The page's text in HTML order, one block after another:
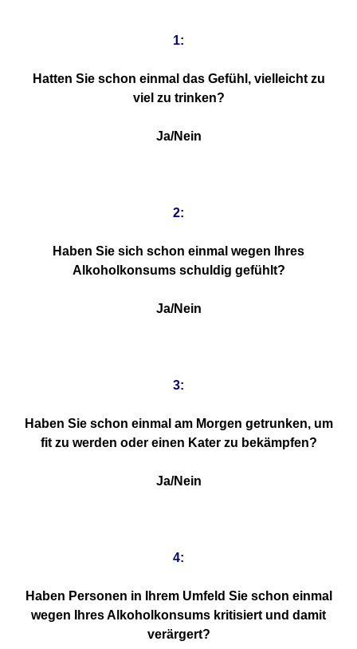
1:
Hatten Sie schon einmal das Gefühl, vielleicht zu
viel zu trinken?
Ja/Nein
2:
Haben Sie sich schon einmal wegen Ihres
Alkoholkonsums schuldig gefühlt?
Ja/Nein
3:
Haben Sie schon einmal am Morgen getrunken, um
fit zu werden oder einen Kater zu bekämpfen?
Ja/Nein
4:
Haben Personen in Ihrem Umfeld Sie schon einmal
wegen Ihres Alkoholkonsums kritisiert und damit
verärgert?